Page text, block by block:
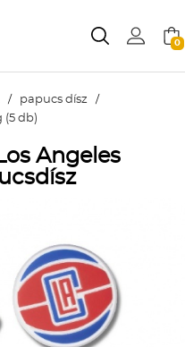
0
/ papucs dísz /
(5 db)
Angeles